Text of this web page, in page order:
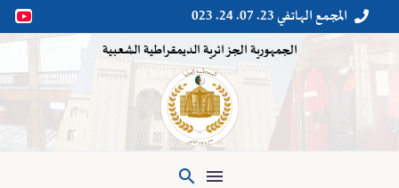

 المجمع الهاتفي 23. 07. 24. 023
الجمهورية الجزائرية الديمقراطية الشعبية
